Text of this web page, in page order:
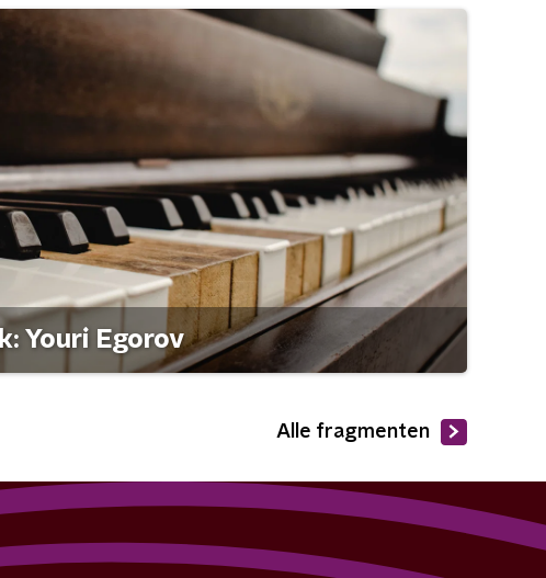
Youri Egorov
Alle fragmenten